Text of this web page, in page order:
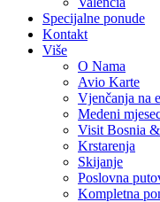
Specijalne ponude
Kontakt
Više
O Nama
Avio Karte
Vjenčanja na
Medeni
Visit Bosnia
Krstarenja
Skijanje
Poslovna
Kompletna